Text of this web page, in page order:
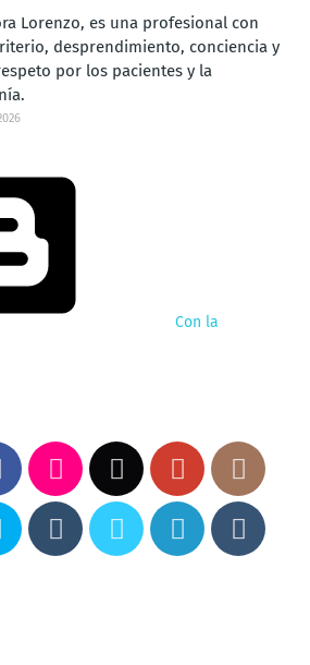
Lorenzo, es una profesional con
desprendimiento, conciencia y
por los pacientes y la
Con la